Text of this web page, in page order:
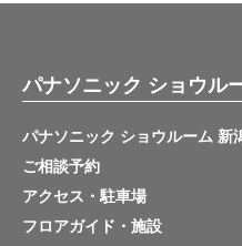
パナソニック ショウル
パナソニック ショウルーム 新
ご相談予約
アクセス・駐車場
フロアガイド・施設